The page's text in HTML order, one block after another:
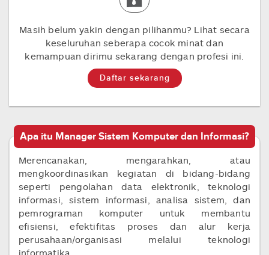
Masih belum yakin dengan pilihanmu? Lihat secara
keseluruhan seberapa cocok minat dan
kemampuan dirimu sekarang dengan profesi ini.
Daftar sekarang
Apa itu Manager Sistem Komputer dan Informasi?
Merencanakan, mengarahkan, atau
mengkoordinasikan kegiatan di bidang-bidang
seperti pengolahan data elektronik, teknologi
informasi, sistem informasi, analisa sistem, dan
pemrograman komputer untuk membantu
efisiensi, efektifitas proses dan alur kerja
perusahaan/organisasi melalui teknologi
informatika.